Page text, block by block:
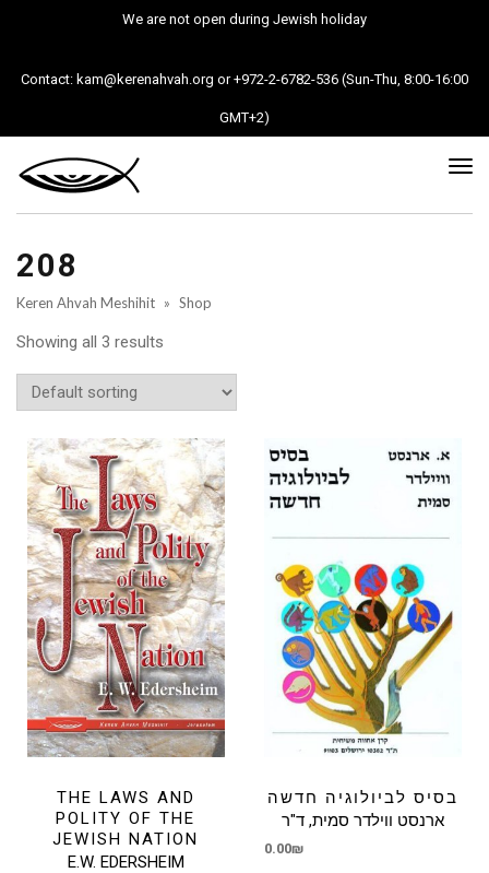
We are not open during Jewish holiday
Contact: kam@kerenahvah.org or +972-2-6782-536 (Sun-Thu, 8:00-16:00
GMT+2)
208
Keren Ahvah Meshihit » Shop
Showing all 3 results
THE LAWS AND
POLITY OF THE
JEWISH NATION
E.W. EDERSHEIM
בסיס לביולוגיה חדשה
ארנסט ווילדר סמית, ד"ר
0.00₪